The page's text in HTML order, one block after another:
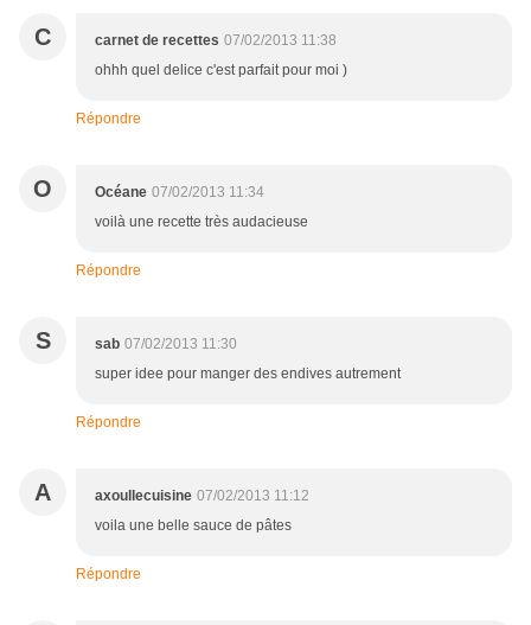
C carnet de recettes 07/02/2013 11:38
ohhh quel delice c'est parfait pour moi )
Répondre
O Océane 07/02/2013 11:34
voilà une recette très audacieuse
Répondre
S sab 07/02/2013 11:30
super idee pour manger des endives autrement
Répondre
A axoullecuisine 07/02/2013 11:12
voila une belle sauce de pâtes
Répondre